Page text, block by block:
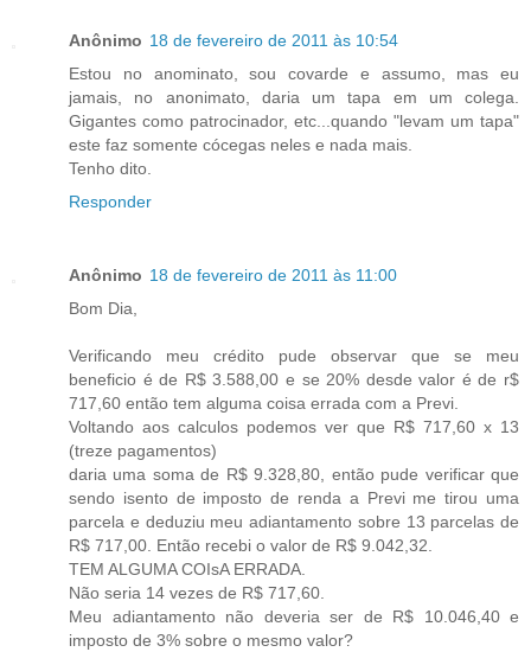
Anônimo 18 de fevereiro de 2011 às 10:54
Estou no anominato, sou covarde e assumo, mas eu
jamais, no anonimato, daria um tapa em um colega.
Gigantes como patrocinador, etc...quando "levam um tapa"
este faz somente cócegas neles e nada mais.
Tenho dito.
Responder
Anônimo 18 de fevereiro de 2011 às 11:00
Bom Dia,
Verificando meu crédito pude observar que se meu
beneficio é de R$ 3.588,00 e se 20% desde valor é de r$
717,60 então tem alguma coisa errada com a Previ.
Voltando aos calculos podemos ver que R$ 717,60 x 13
(treze pagamentos)
daria uma soma de R$ 9.328,80, então pude verificar que
sendo isento de imposto de renda a Previ me tirou uma
parcela e deduziu meu adiantamento sobre 13 parcelas de
R$ 717,00. Então recebi o valor de R$ 9.042,32.
TEM ALGUMA COIsA ERRADA.
Não seria 14 vezes de R$ 717,60.
Meu adiantamento não deveria ser de R$ 10.046,40 e
imposto de 3% sobre o mesmo valor?